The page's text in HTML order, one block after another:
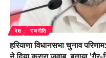
देश राजनीति
हरियाणा विधानसभा चुनाव